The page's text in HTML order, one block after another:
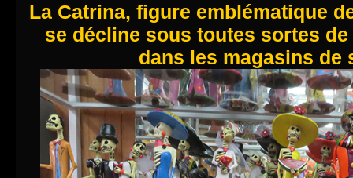
La Catrina, figure emblématique
se décline sous toutes sortes
dans les magasins de